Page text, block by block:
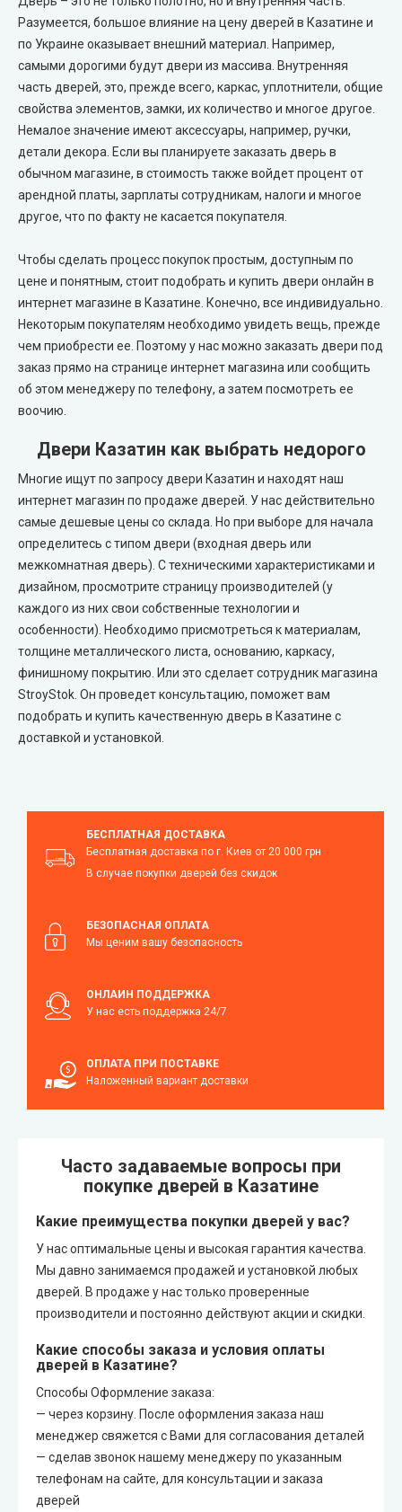
City Line Express
Syndicate Doors (Синдикат Дорс)
STDM
Gorgania (Горгания)
EcoDoors (Экодорс)
Разумеется, большое влияние на цену дверей в Казатине и
по Украине оказывает внешний материал. Например,
самыми дорогими будут двери из массива. Внутренняя
часть дверей, это, прежде всего, каркас, уплотнители, общие
свойства элементов, замки, их количество и многое другое.
Немалое значение имеют аксессуары, например, ручки,
детали декора. Если вы планируете заказать дверь в
обычном магазине, в стоимость также войдет процент от
арендной платы, зарплаты сотрудникам, налоги и многое
другое, что по факту не касается покупателя.
Чтобы сделать процесс покупок простым, доступным по
цене и понятным, стоит подобрать и купить двери онлайн в
интернет магазине в Казатине. Конечно, все индивидуально.
Некоторым покупателям необходимо увидеть вещь, прежде
чем приобрести ее. Поэтому у нас можно заказать двери под
заказ прямо на странице интернет магазина или сообщить
об этом менеджеру по телефону, а затем посмотреть ее
воочию.
Двери Казатин как выбрать недорого
Многие ищут по запросу двери Казатин и находят наш
интернет магазин по продаже дверей. У нас действительно
самые дешевые цены со склада. Но при выборе для начала
определитесь с типом двери (входная дверь или
межкомнатная дверь). С техническими характеристиками и
дизайном, просмотрите страницу производителей (у
каждого из них свои собственные технологии и
особенности). Необходимо присмотреться к материалам,
толщине металлического листа, основанию, каркасу,
финишному покрытию. Или это сделает сотрудник магазина
StroyStok. Он проведет консультацию, поможет вам
подобрать и купить качественную дверь в Казатине с
доставкой и установкой.
БЕСПЛАТНАЯ ДОСТАВКА
Бесплатная доставка по г. Киев от 20 000 грн
В случае покупки дверей без скидок
БЕЗОПАСНАЯ ОПЛАТА
Мы ценим вашу безопасность
ОНЛАЙН ПОДДЕРЖКА
У нас есть поддержка 24/7
ОПЛАТА ПРИ ПОСТАВКЕ
Наложенный вариант доставки
Часто задаваемые вопросы при
покупке дверей в Казатине
Какие преимущества покупки дверей у вас?
У нас оптимальные цены и высокая гарантия качества.
Мы давно занимаемся продажей и установкой любых
дверей. В продаже у нас только проверенные
производители и постоянно действуют акции и скидки.
Какие способы заказа и условия оплаты
дверей в Казатине?
Способы Оформление заказа:
— через корзину. После оформления заказа наш
менеджер свяжется с Вами для согласования деталей
— сделав звонок нашему менеджеру по указанным
телефонам на сайте, для консультации и заказа
дверей